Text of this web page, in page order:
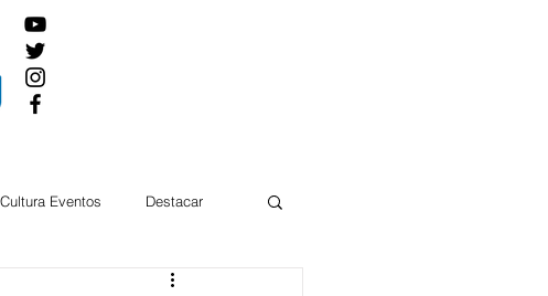
Cultura Eventos Destacar